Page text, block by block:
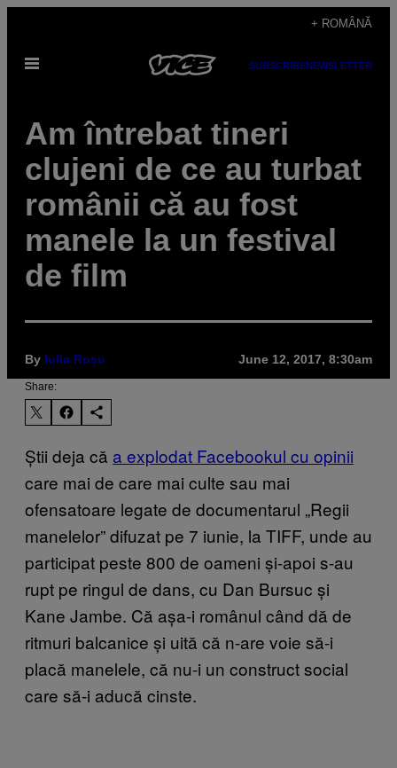
content
+ ROMÂNĂ
Open
SUBSCRIBENEWSLETTER
Am întrebat tineri
clujeni de ce au turbat
românii că au fost
manele la un festival
de film
By Iulia Roșu June 12, 2017, 8:30am
Share:
Știi deja că a explodat Facebookul cu opinii
care mai de care mai culte sau mai
ofensatoare legate de documentarul „Regii
manelelor” difuzat pe 7 iunie, la TIFF, unde au
participat peste 800 de oameni și-apoi s-au
rupt pe ringul de dans, cu Dan Bursuc și
Kane Jambe. Că așa-i românul când dă de
ritmuri balcanice și uită că n-are voie să-i
placă manelele, că nu-i un construct social
care să-i aducă cinste.